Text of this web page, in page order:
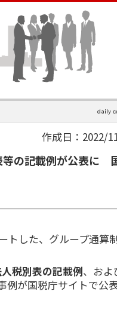
作成日：2022/
等の記載例が公表に
トした、グループ通算
税別表の記載例、およ
例が国税庁サイトで公